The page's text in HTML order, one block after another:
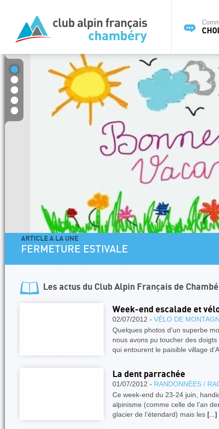
ARTICLE A LA UNE
FERMETURE ESTIVALE
Les actus du Club Alpin Français de
Week-end escalade et
02/07/2012 - VÉLO DE
Quelques photos d’un superbe
nous avons pu toucher des
qui entourent le paisible village
La dent parrachée
01/07/2012 - RANDONNÉES /
Ce week-end du 23-24 juin,
alpinisme (comme celle de l’an
glacier de l’étendard) mais les [...]